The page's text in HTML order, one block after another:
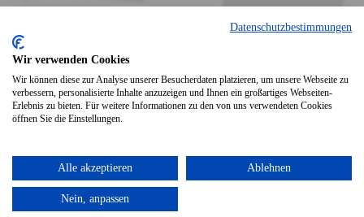
Druckversion| Sitemap
© Arbeiterwohlfahrt Ortsverein
Polch e.V.
Login
Datenschutzbestimmungen
Wir verwenden Cookies
Wir können diese zur Analyse unserer Besucherdaten platzieren, um unsere Webseite zu
verbessern, personalisierte Inhalte anzuzeigen und Ihnen ein großartiges Webseiten-
Erlebnis zu bieten. Für weitere Informationen zu den von uns verwendeten Cookies
öffnen Sie die Einstellungen.
Alle akzeptieren Ablehnen
Nein, anpassen